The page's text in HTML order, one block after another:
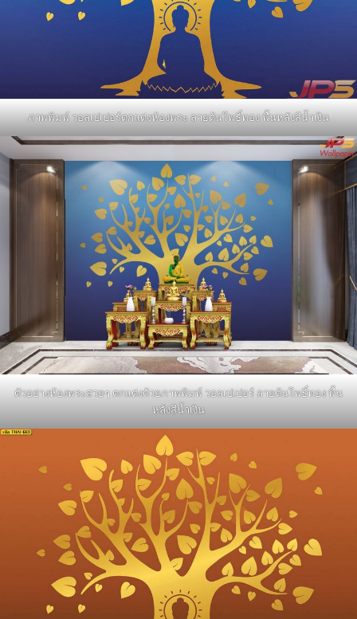
ภาพพิมพ์ วอลเปเปอร์ตกแต่งห้องพระ ลายต้นโพธิ์ทอง พื้นหลังสีน้ำเงิน
ตัวอย่างห้องพระสวยๆ ตกแต่งด้วยภาพพิมพ์ วอลเปเปอร์ ลายต้นโพธิ์ทอง พื้น
หลังสีน้ำเงิน